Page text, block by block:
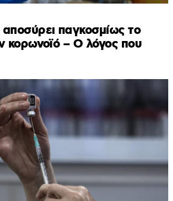
παγκοσμίως το
κορωνοϊό – O λόγος που